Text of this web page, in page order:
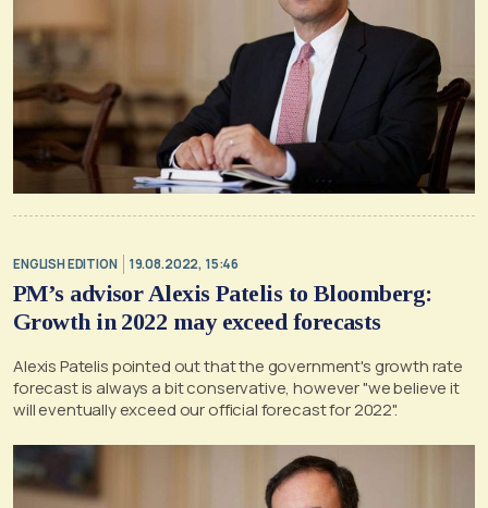
ENGLISH EDITION 19.08.2022, 15:46
PM’s advisor Alexis Patelis to Bloomberg:
Growth in 2022 may exceed forecasts
Alexis Patelis pointed out that the government's growth rate
forecast is always a bit conservative, however "we believe it
will eventually exceed our official forecast for 2022".